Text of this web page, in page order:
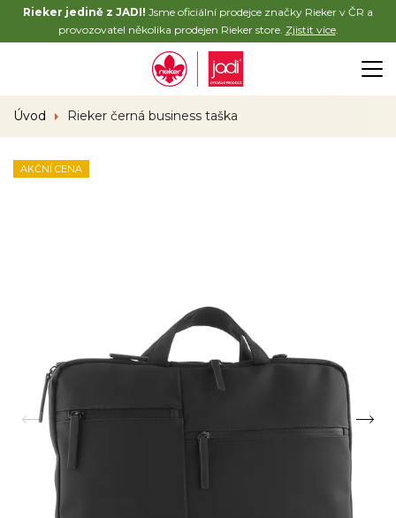
Rieker jedině z JADI! Jsme oficiální prodejce značky Rieker v ČR a
provozovatel několika prodejen Rieker store. Zjistit více.
Úvod Rieker černá business taška
AKČNÍ CENA